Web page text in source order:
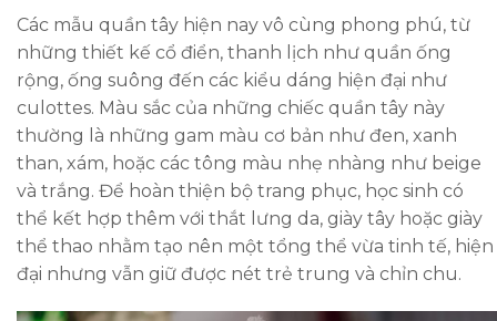
Các mẫu quần tây hiện nay vô cùng phong phú, từ
những thiết kế cổ điển, thanh lịch như quần ống
rộng, ống suông đến các kiểu dáng hiện đại như
culottes. Màu sắc của những chiếc quần tây này
thường là những gam màu cơ bản như đen, xanh
than, xám, hoặc các tông màu nhẹ nhàng như beige
và trắng. Để hoàn thiện bộ trang phục, học sinh có
thể kết hợp thêm với thắt lưng da, giày tây hoặc giày
thể thao nhằm tạo nên một tổng thể vừa tinh tế, hiện
đại nhưng vẫn giữ được nét trẻ trung và chỉn chu.